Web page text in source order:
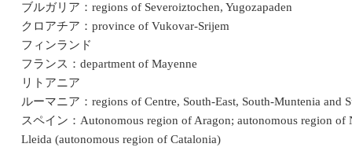
ブルガリア：regions of Severoiztochen, Yugozapaden
クロアチア：province of Vukovar-Srijem
フィンランド
フランス：department of Mayenne
リトアニア
ルーマニア：regions of Centre, South-East, South-Muntenia and
スペイン：Autonomous region of Aragon; autonomous region
Lleida (autonomous region of Catalonia)